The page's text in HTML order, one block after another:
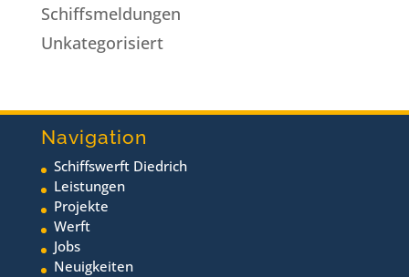
Schiffsmeldungen
Unkategorisiert
Navigation
Schiffswerft Diedrich
Leistungen
Projekte
Werft
Jobs
Neuigkeiten